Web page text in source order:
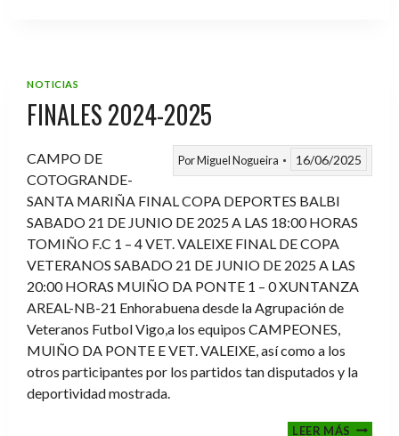
NOTICIAS
FINALES 2024-2025
PorMiguel Nogueira 16/06/2025
CAMPO DE
COTOGRANDE-
SANTA MARIÑA FINAL COPA DEPORTES BALBI
SABADO 21 DE JUNIO DE 2025 A LAS 18:00 HORAS
TOMIÑO F.C 1 – 4 VET. VALEIXE FINAL DE COPA
VETERANOS SABADO 21 DE JUNIO DE 2025 A LAS
20:00 HORAS MUIÑO DA PONTE 1 – 0 XUNTANZA
AREAL-NB-21 Enhorabuena desde la Agrupación de
Veteranos Futbol Vigo,a los equipos CAMPEONES,
MUIÑO DA PONTE E VET. VALEIXE, así como a los
otros participantes por los partidos tan disputados y la
deportividad mostrada.
LEER MÁS